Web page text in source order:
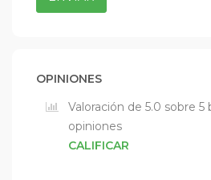
OPINIONES
Valoración de 5.0 sobre 5
opiniones
CALIFICAR